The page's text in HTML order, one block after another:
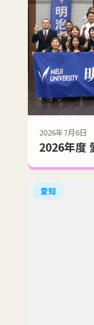
2026年7月6日
2026年度
愛知